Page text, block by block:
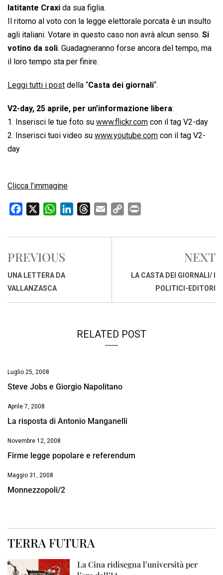
latitante Craxi da sua figlia.
Il ritorno al voto con la legge elettorale porcata è un insulto
agli italiani. Votare in questo caso non avrà alcun senso. Si
votino da soli. Guadagneranno forse ancora del tempo, ma
il loro tempo sta per finire.
Leggi tutti i post della “Casta dei giornali“.
V2-day, 25 aprile, per un’informazione libera:
1. Inserisci le tue foto su www.flickr.com con il tag V2-day
2. Inserisci tuoi video su www.youtube.com con il tag V2-
day
Clicca l’immagine
c
b
o
o
W
a
s
A
p
n
r
a
p
i
PREVIOUS
UNA LETTERA DA
VALLANZASCA
NEXT
LA CASTA DEI GIORNALI/ I
POLITICI-EDITORI
RELATED POST
Luglio 25, 2008
Steve Jobs e Giorgio Napolitano
Aprile 7, 2008
La risposta di Antonio Manganelli
Novembre 12, 2008
Firme legge popolare e referendum
Maggio 31, 2008
Monnezzopoli/2
TERRA FUTURA
La Cina ridisegna l’università per